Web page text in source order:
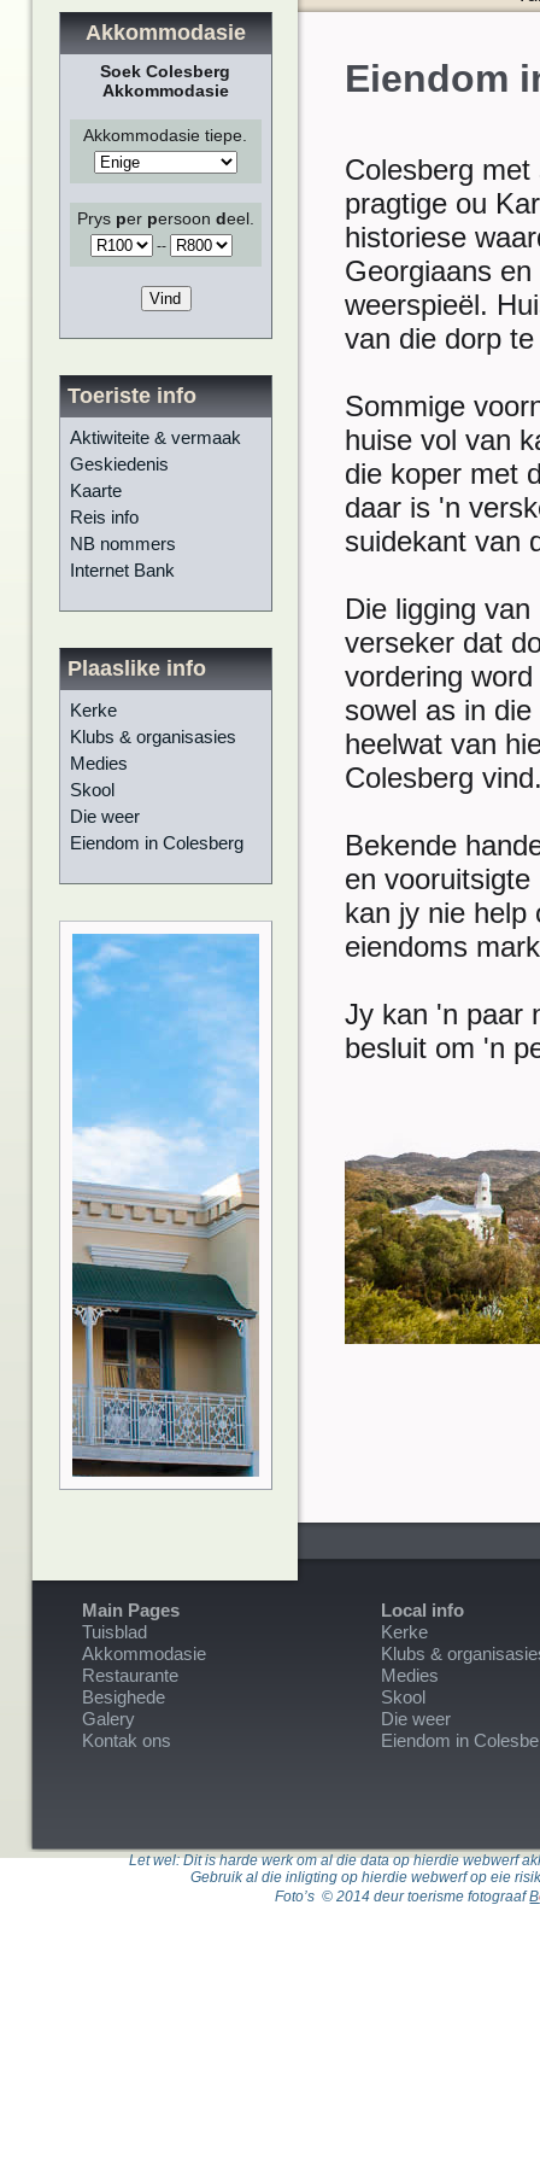
Akkommodasie
Soek Colesberg
Akkommodasie
Akkommodasie tiepe.
Prys per persoon deel.
--
Toeriste info
Aktiwiteite & vermaak
Geskiedenis
Kaarte
Reis info
NB nommers
Internet Bank
Plaaslike info
Kerke
Klubs & organisasies
Medies
Skool
Die weer
Eiendom in Colesberg
Eiendom
Colesberg
pragtige ou
historiese
Georgiaans
weerspieël.
van die dorp
Sommige
huise vol van
die koper met
daar is 'n
suidekant van
Die ligging
verseker dat
vordering
sowel as in
heelwat van
Colesberg
Bekende
en
kan jy nie help
eiendoms
Jy kan 'n paar
besluit om 'n
Main Pages
Tuisblad
Akkommodasie
Restaurante
Besighede
Galery
Kontak ons
Local info
Kerke
Klubs &
Medies
Skool
Die weer
Eiendom in
Let wel: Dit is harde werk om al die data op hierdie webwerf
Gebruik al die inligting op hierdie webwerf op eie
Foto’s © 2014 deur toerisme fotograafB